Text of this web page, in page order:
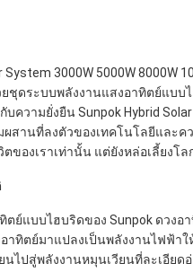
System 3000W 5000W 8000W
ชุดระบบพลังงานแสงอาทิตย์แบบ
ความยั่งยืน Sunpok Hybrid
สานที่ลงตัวของเทคโนโลยีและ
ของเราเท่านั้น แต่ยังหล่อเลี้ยงโล
ย์แบบไฮบริดของ Sunpok ดวง
อาทิตย์มาแปลงเป็นพลังงานไฟฟ้
ยนไปสู่พลังงานหมุนเวียนที่ละเอี